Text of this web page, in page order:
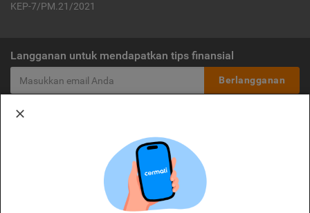
KEP-7/PM.21/2021
Langganan untuk mendapatkan tips finansial
Berlangganan
Disclaimer:
OJK. Oleh karena itu, produk dan/atau layanan jasa keuangan yang
ditawarkan bukan merupakan produk dan/atau layanan jasa keuangan yang
diterbitkan oleh Cermati dan Cermati tidak bertanggung jawab atas tuntutan
dan risiko terkait produk dan/atau layanan LJK dan/atau pihak yang
melakukan kegiatan di sektor jasa keuangan.